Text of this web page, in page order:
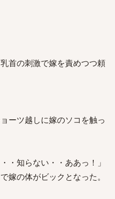
首の刺激で嫁を責めつつ頼
ーツ越しに嫁のソコを触っ
・知らない・・ああっ！」
嫁の体がビックとなった。